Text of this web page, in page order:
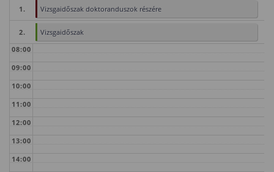
1. Vizsgaidőszak doktoranduszok részére
2.
Vizsgaidőszak
08:00
09:00
10:00
11:00
12:00
13:00
14:00